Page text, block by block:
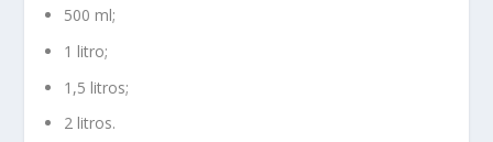
500 ml;
1 litro;
1,5 litros;
2 litros.